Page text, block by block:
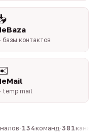
базы контактов
temp mail
·134команд·381каналов